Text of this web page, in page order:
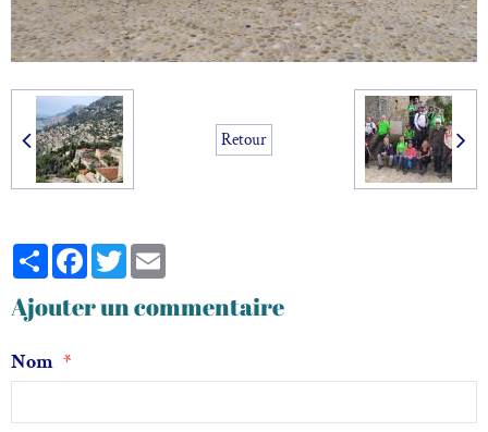
Retour
PartagerFacebook
Twitter
Ajouter un commentaire
Nom